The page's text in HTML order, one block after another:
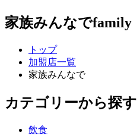
家族みんなでfamily
トップ
加盟店一覧
家族みんなで
カテゴリーから探す
飲食